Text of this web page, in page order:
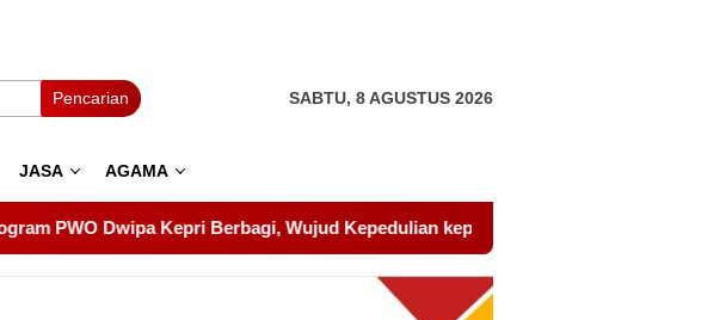
Pencarian SABTU, 8 AGUSTUS 2026
JASA AGAMA
Kepedulian kepada Pondok Tahfidz Yatim dan Dhuafa Al-Aqsho Batam